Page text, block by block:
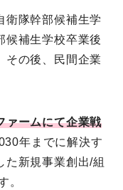
衛隊幹部候補生学
候補生学校卒業後
その後、民間企業
ァームにて企業戦
年までに解決す
た新規事業創出/組
。